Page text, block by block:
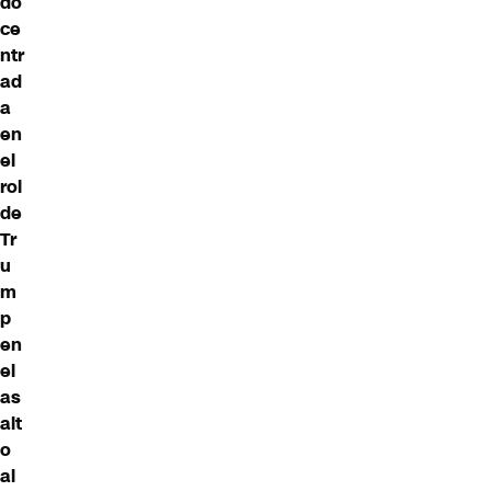
ce
ntr
ad
a
en
el
rol
de
Tr
u
m
p
en
el
as
alt
o
al